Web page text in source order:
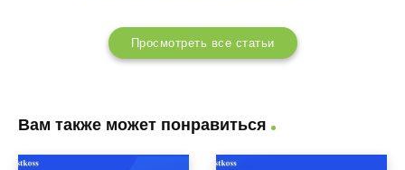
Просмотреть все статьи
Вам также может понравиться